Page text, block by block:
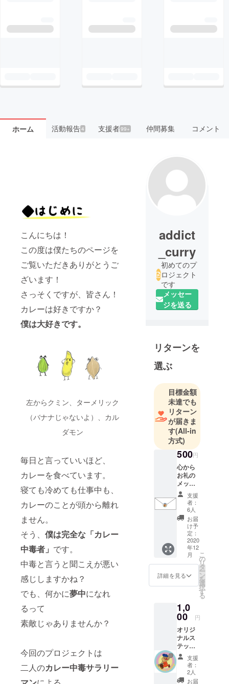
ホーム 活動報告4 支援者99+ 仲間募集 コメント
こんにちは！
この度は僕たちのページを
ご覧いただきありがとうご
ざいます！
さっそくですが、皆さん！
カレーは好きですか？
僕は大好きです。
左からクミン、ターメリック
（バナナじゃないよ）、カル
ダモン
毎日と言っていいほど、
カレーを食べています。
寝ても冷めても仕事中も、
カレーのことが頭から離れ
ません。
そう、 僕は完全な「カレー
中毒者」 です。
中毒と言うと聞こえが悪い
感じしますかね？
でも、何かに夢中になれ
るって
素敵じゃありませんか？
今回のプロジェクトは
二人のカレー中毒サラリー
addict
_curry
初めてのプ
ロジェクト
です
メッセー
ジを送る
リターンを
選ぶ
目標金額
未達でも
リターン
が届きま
す(All-in
方式)
500円
心から
お礼の
メッ
セージ
をお送
りしま
す。 お
礼をさ
せてく
ださ
い！！
送方法
は追っ
てメー
ルアド
ご連絡
いたし
ます。
支援
者：
6人
お届
け予
定：
2020
年12
月
詳細を見る
こ
の
リ
タ
ー
ン
を
選
択
す
る
1,0
00 円
オリジ
ナルス
テッ
カー
（限定
デザイ
ン） ※
支援
者：
2人
お届